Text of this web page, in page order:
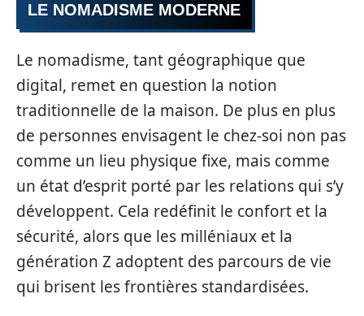
LE NOMADISME MODERNE
Le nomadisme, tant géographique que
digital, remet en question la notion
traditionnelle de la maison. De plus en plus
de personnes envisagent le chez-soi non pas
comme un lieu physique fixe, mais comme
un état d’esprit porté par les relations qui s’y
développent. Cela redéfinit le confort et la
sécurité, alors que les milléniaux et la
génération Z adoptent des parcours de vie
qui brisent les frontières standardisées.